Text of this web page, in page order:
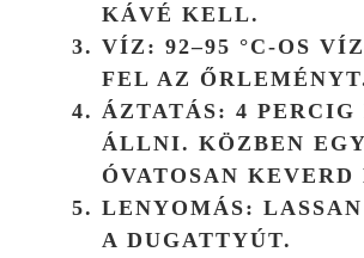
KÁVÉ KELL.
VÍZ: 92–95 °C-OS
FEL AZ
ÁZTATÁS: 4 PERCIG
ÁLLNI. KÖZBEN
ÓVATOSAN KEVERD
LENYOMÁS:
A DUGATTYÚT.